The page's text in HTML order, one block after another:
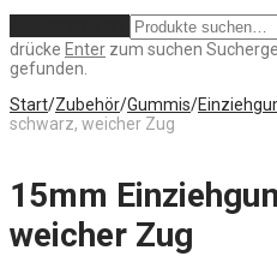
drücke Enter zum suchen
gefunden.
Start/Zubehör/Gummis/
schwarz, weicher Zug
15mm
weicher Zug